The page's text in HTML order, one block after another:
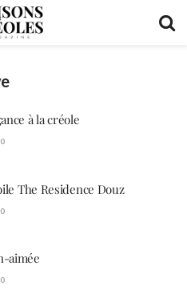
à la créole
0
The Residence Douz
0
aimée
0